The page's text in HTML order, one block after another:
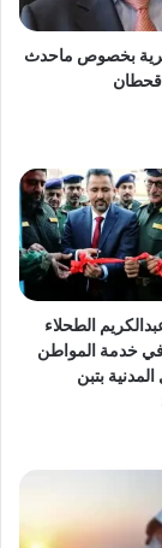
بخصوص ماحدث
قحطان
الطحلاء
خدمة المواطن
بتبن